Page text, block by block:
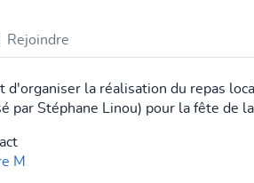
Rejoindre
d'organiser la réalisation du repas
par Stéphane Linou) pour la fête de la
M